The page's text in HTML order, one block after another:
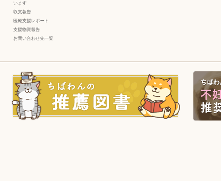
います
収支報告
医療支援レポート
支援物資報告
お問い合わせ先一覧